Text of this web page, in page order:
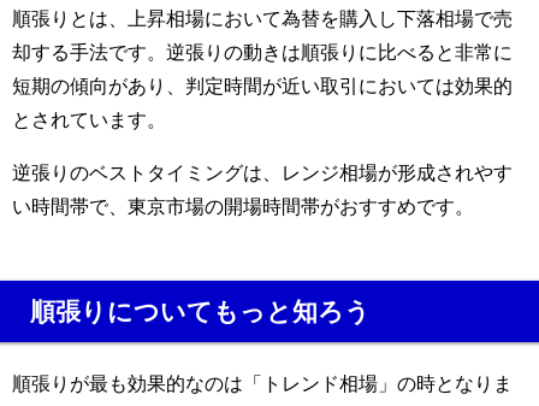
順張りとは、上昇相場において為替を購入し下落相場で売
却する手法です。逆張りの動きは順張りに比べると非常に
短期の傾向があり、判定時間が近い取引においては効果的
とされています。
逆張りのベストタイミングは、レンジ相場が形成されやす
い時間帯で、東京市場の開場時間帯がおすすめです。
順張りについてもっと知ろう
順張りが最も効果的なのは「トレンド相場」の時となりま